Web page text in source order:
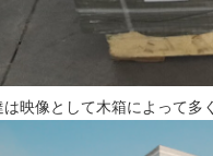
は映像として木箱によって多